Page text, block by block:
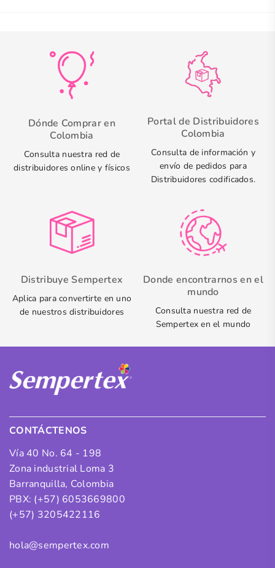
Dónde Comprar en
Colombia
Consulta nuestra red de
distribuidores online y físicos
Portal de Distribuidores
Colombia
Consulta de información y
envío de pedidos para
Distribuidores codificados.
Distribuye Sempertex
Aplica para convertirte en uno
de nuestros distribuidores
Donde encontrarnos en el
mundo
Consulta nuestra red de
Sempertex en el mundo
CONTÁCTENOS
Vía 40 No. 64 - 198
Zona industrial Loma 3
Barranquilla, Colombia
PBX: (+57) 6053669800
(+57) 3205422116
hola@sempertex.com